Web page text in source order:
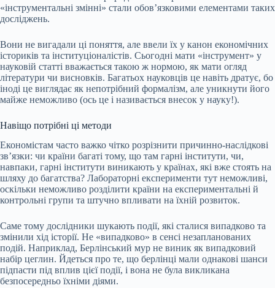
«інструментальні змінні» стали обовʼязковими елементами таких
досліджень.
Вони не вигадали ці поняття, але ввели їх у канон економічних
істориків та інституціоналістів. Сьогодні мати «інструмент» у
науковій статті вважається такою ж нормою, як мати огляд
літератури чи висновків. Багатьох науковців це навіть дратує, бо
іноді це виглядає як непотрібний формалізм, але уникнути його
майже неможливо (ось це і називається внесок у науку!).
Навіщо потрібні ці методи
Економістам часто важко чітко розрізнити причинно-наслідкові
зв’язки: чи країни багаті тому, що там гарні інститути, чи,
навпаки, гарні інститути виникають у країнах, які вже стоять на
шляху до багатства? Лабораторні експерименти тут неможливі,
оскільки неможливо розділити країни на експериментальні й
контрольні групи та штучно впливати на їхній розвиток.
Саме тому дослідники шукають події, які сталися випадково та
змінили хід історії. Не «випадково» в сенсі незапланованих
подій. Наприклад, Берлінський мур не виник як випадковий
набір цеглин. Йдеться про те, що берлінці мали однакові шанси
підпасти під вплив цієї події, і вона не була викликана
безпосередньо їхніми діями.